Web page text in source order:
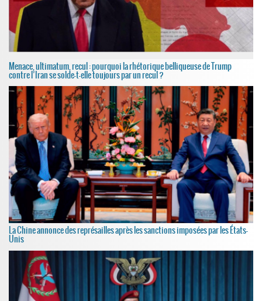
Menace, ultimatum, recul : pourquoi la rhétorique belliqueuse de Trump
contre l’Iran se solde-t-elle toujours par un recul ?
La Chine annonce des représailles après les sanctions imposées par les États-
Unis